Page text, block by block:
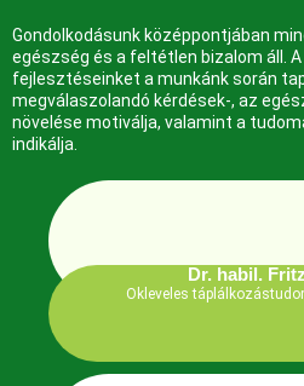
Gondolkodásunk középpontjában
egészség és a feltétlen bizalom áll.
fejlesztéseinket a munkánk során
megválaszolandó kérdések-, az
növelése motiválja, valamint a
indikálja.
Dr. habil.
Okleveles